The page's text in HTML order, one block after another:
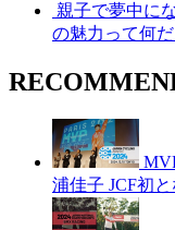
親子で夢中に
の魅力って何だ
浦佳子 JCF初